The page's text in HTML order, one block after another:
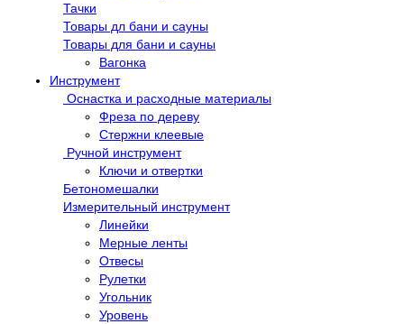
Тачки
Товары дл бани и сауны
Товары для бани и сауны
Вагонка
Инструмент
Оснастка и расходные материалы
Фреза по дереву
Стержни клеевые
Ручной инструмент
Ключи и отвертки
Бетономешалки
Измерительный инструмент
Линейки
Мерные ленты
Отвесы
Рулетки
Угольник
Уровень